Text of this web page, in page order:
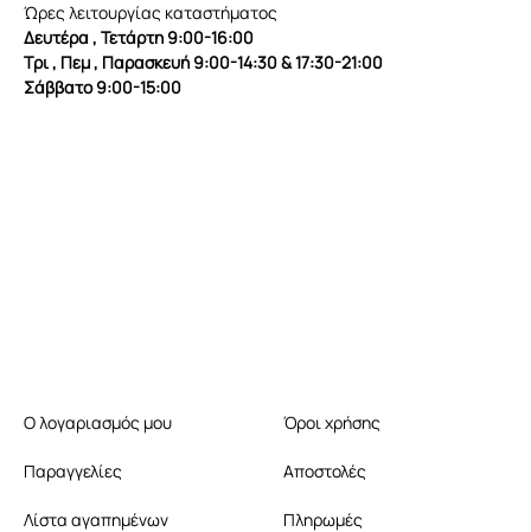
Ώρες λειτουργίας καταστήματος
Δευτέρα , Τετάρτη 9:00-16:00
Τρι , Πεμ , Παρασκευή 9:00-14:30 & 17:30-21:00
Σάββατο 9:00-15:00
Ο λογαριασμός μου
Παραγγελίες
Λίστα αγαπημένων
Όροι χρήσης
Αποστολές
Πληρωμές